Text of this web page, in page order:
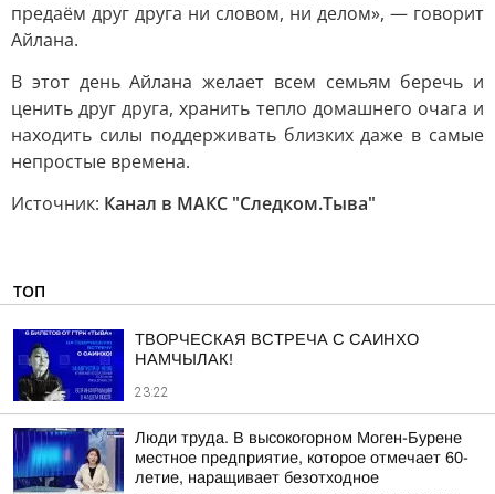
предаём друг друга ни словом, ни делом», — говорит
Айлана.
В этот день Айлана желает всем семьям беречь и
ценить друг друга, хранить тепло домашнего очага и
находить силы поддерживать близких даже в самые
непростые времена.
Источник: Канал в МАКС "Следком.Тыва"
ТОП
ТВОРЧЕСКАЯ ВСТРЕЧА С САИНХО
НАМЧЫЛАК!
23:22
Люди труда. В высокогорном Моген-Бурене
местное предприятие, которое отмечает 60-
летие, наращивает безотходное